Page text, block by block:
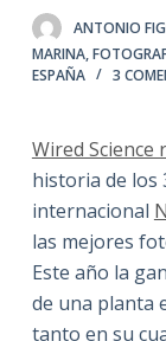
n
d
ANTONIO
MARINA,
ESPAÑA
3
Wired
historia de los
internacional
las mejores
Este año la
de una planta
tanto en su